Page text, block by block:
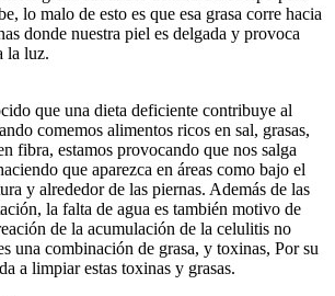
lo malo de esto es que esa grasa corre hacia
donde nuestra piel es delgada y provoca
la luz.
que una dieta deficiente contribuye al
comemos alimentos ricos en sal, grasas,
fibra, estamos provocando que nos salga
que aparezca en áreas como bajo el
y alrededor de las piernas. Además de las
la falta de agua es también motivo de
de la acumulación de la celulitis no
una combinación de grasa, y toxinas, Por su
a limpiar estas toxinas y grasas.